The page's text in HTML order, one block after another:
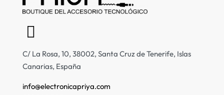
C/ La Rosa, 10, 38002, Santa Cruz de Tenerife, Islas
Canarias, España
info@electronicapriya.com